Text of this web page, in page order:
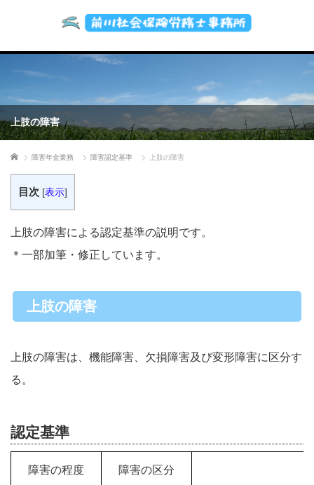
上肢の障害
ホーム 障害年金業務 障害認定基準 上肢の障害
目次 [表示]
上肢の障害による認定基準の説明です。
＊一部加筆・修正しています。
上肢の障害
上肢の障害は、機能障害、欠損障害及び変形障害に区分す
る。
認定基準
障害の程度 障害の区分